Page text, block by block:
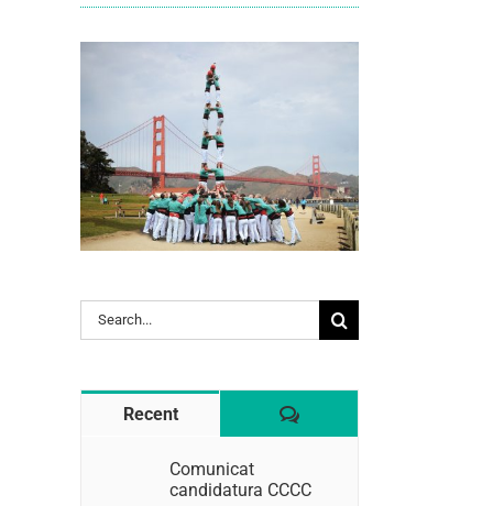
Search
for:
Recent Comentaris
Comunicat
candidatura CCCC